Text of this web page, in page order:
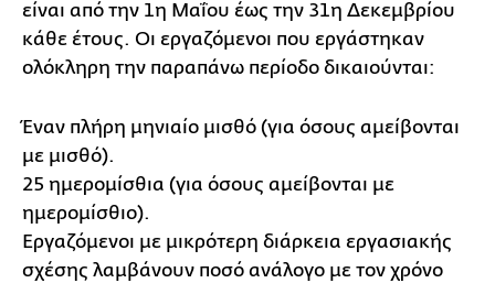
είναι από την 1η Μαΐου έως την 31η Δεκεμβρίου
κάθε έτους. Οι εργαζόμενοι που εργάστηκαν
ολόκληρη την παραπάνω περίοδο δικαιούνται:
Έναν πλήρη μηνιαίο μισθό (για όσους αμείβονται
με μισθό).
25 ημερομίσθια (για όσους αμείβονται με
ημερομίσθιο).
Εργαζόμενοι με μικρότερη διάρκεια εργασιακής
σχέσης λαμβάνουν ποσό ανάλογο με τον χρόνο